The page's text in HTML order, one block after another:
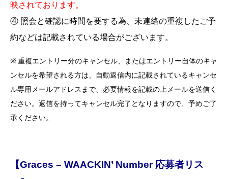
映されております。
④ 照会と確認に時間を要する為、未連絡の重複したご予
約などは記載されている場合がございます。
※ 重複エントリー分のキャンセル、またはエントリー自体のキャ
ンセルを希望される方は、自動返信内に記載されているキャンセ
ル専用メールアドレスまで、必要情報を記載の上メールを送信く
ださい。返信を持ってキャンセル完了となりますので、予めご了
承ください。
【Graces – WAACKIN’ Number 応募者リス